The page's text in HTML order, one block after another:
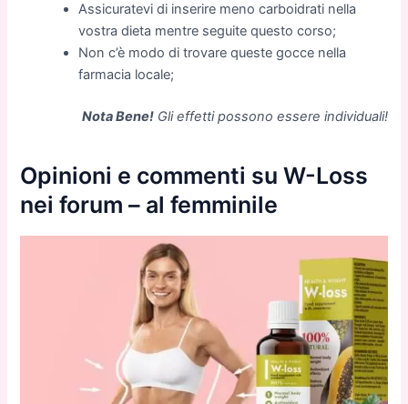
Assicuratevi di inserire meno carboidrati nella
vostra dieta mentre seguite questo corso;
Non c’è modo di trovare queste gocce nella
farmacia locale;
Nota Bene!Gli effetti possono essere individuali!
Opinioni e commenti su W-Loss
nei forum – al femminile